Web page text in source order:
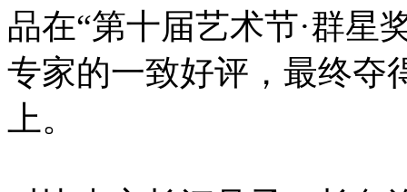
品在“第十届艺术节·群星
专家的一致好评，最终夺
上。